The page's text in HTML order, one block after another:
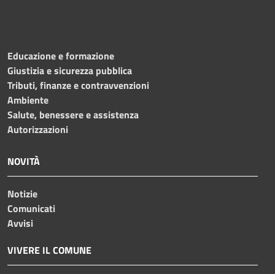
Educazione e formazione
Giustizia e sicurezza pubblica
Tributi, finanze e contravvenzioni
Ambiente
Salute, benessere e assistenza
Autorizzazioni
NOVITÀ
Notizie
Comunicati
Avvisi
VIVERE IL COMUNE